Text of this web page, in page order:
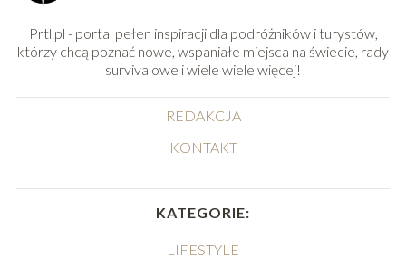
Prtl.pl - portal pełen inspiracji dla podróżników i turystów,
którzy chcą poznać nowe, wspaniałe miejsca na świecie, rady
survivalowe i wiele wiele więcej!
REDAKCJA
KONTAKT
KATEGORIE:
LIFESTYLE